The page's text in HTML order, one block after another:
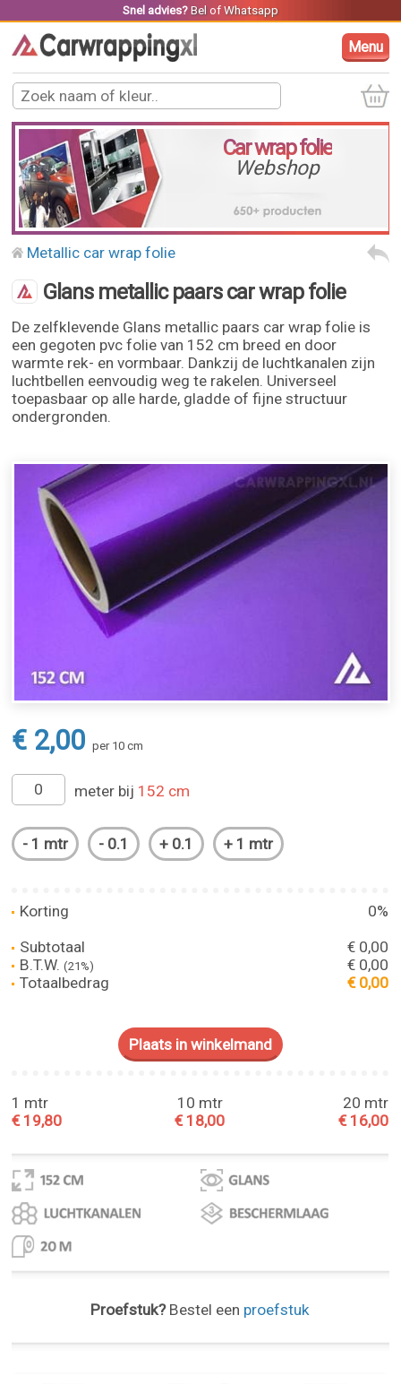
Snel advies? Belof Whatsapp
Menu
Car wrap folie
Webshop
Metallic car wrap folie
Glans metallic paars car wrap folie
De zelfklevende Glans metallic paars car wrap folie is
een gegoten pvc folie van 152 cm breed en door
warmte rek- en vormbaar. Dankzij de luchtkanalen zijn
luchtbellen eenvoudig weg te rakelen. Universeel
toepasbaar op alle harde, gladde of fijne structuur
ondergronden.
€ 2,00 per 10 cm
meter bij 152 cm
Korting
0%
Subtotaal
€ 0,00
B.T.W.(21%)
€ 0,00
Totaalbedrag
€ 0,00
1 mtr
€ 19,80
10 mtr
€ 18,00
20 mtr
€ 16,00
Proefstuk?Bestel een proefstuk